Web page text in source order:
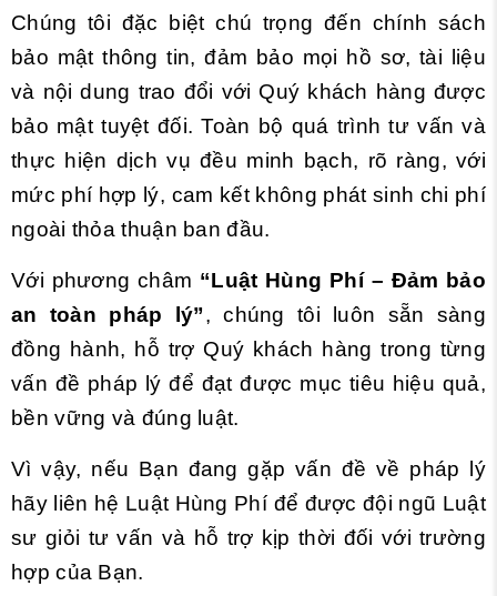
Chúng tôi đặc biệt chú trọng đến chính sách
bảo mật thông tin, đảm bảo mọi hồ sơ, tài liệu
và nội dung trao đổi với Quý khách hàng được
bảo mật tuyệt đối. Toàn bộ quá trình tư vấn và
thực hiện dịch vụ đều minh bạch, rõ ràng, với
mức phí hợp lý, cam kết không phát sinh chi phí
ngoài thỏa thuận ban đầu.
Với phương châm “Luật Hùng Phí – Đảm bảo
an toàn pháp lý”, chúng tôi luôn sẵn sàng
đồng hành, hỗ trợ Quý khách hàng trong từng
vấn đề pháp lý để đạt được mục tiêu hiệu quả,
bền vững và đúng luật.
Vì vậy, nếu Bạn đang gặp vấn đề về pháp lý
hãy liên hệ Luật Hùng Phí để được đội ngũ Luật
sư giỏi tư vấn và hỗ trợ kịp thời đối với trường
hợp của Bạn.